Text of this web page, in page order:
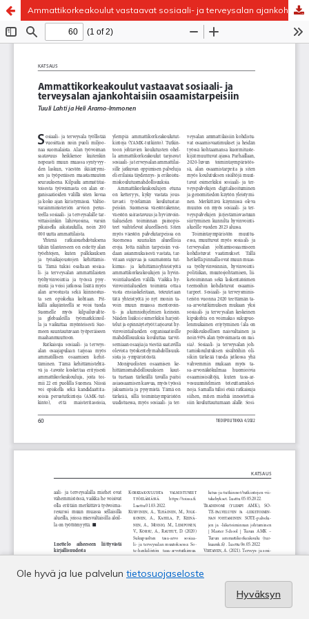
Ammattikorkeakoulut vastaavat sosiaali- ja terveysalan ajankohtaisiin osaamistarpeisiin
Ole hyvä ja lue palvelun tietosuojaseloste
Hyväksyn
Palvelua ylläpitää